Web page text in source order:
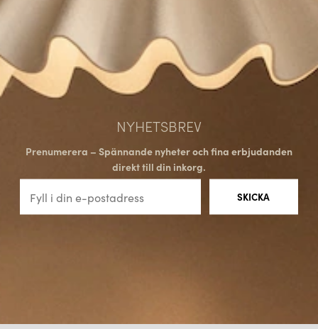
NYHETSBREV
Prenumerera – Spännande nyheter och fina erbjudanden
direkt till din inkorg.